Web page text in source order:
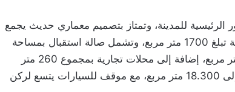
للمدينة، وتمتاز بتصميم معماري حديث يجمع
بين الجمالية والوظيفية. وتمتد المحطة على مساحة إجمالية تبلغ 1700 متر مربع، وتشمل صالة استقبال بمساحة
520 متر مربع، ومنطقة انتظار للمسافرين بمساحة 150 متر مربع، إضافة إلى محلات تجارية بمجموع 260 متر
مربع. كما تتوفر على ساحة خارجية واسعة تصل مساحتها إلى 18.300 متر مربع، مع موقف للسيارات يتسع لركن